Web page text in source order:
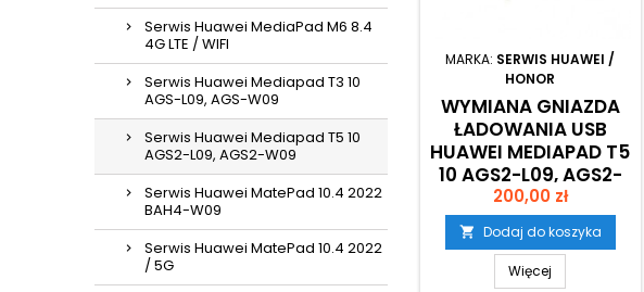
Serwis Huawei MediaPad M6 8.4
4G LTE / WIFI
Serwis Huawei Mediapad T3 10
AGS-L09, AGS-W09
Serwis Huawei Mediapad T5 10
AGS2-L09, AGS2-W09
Serwis Huawei MatePad 10.4 2022
BAH4-W09
Serwis Huawei MatePad 10.4 2022
/ 5G
MARKA: SERWIS HUAWEI /
HONOR
WYMIANA GNIAZDA
ŁADOWANIA USB
HUAWEI MEDIAPAD T5
10 AGS2-L09, AGS2-
W09
Cena
200,00 zł
 Dodaj do koszyka
Więcej